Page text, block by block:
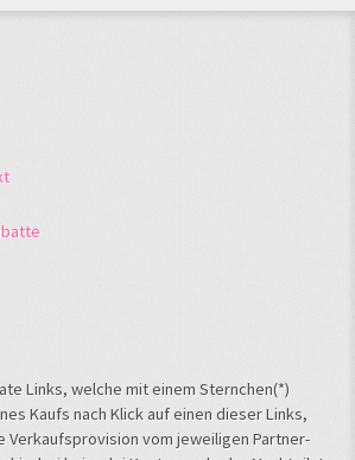
Links, welche mit einem Sternchen(*)
Kaufs nach Klick auf einen dieser Links,
Verkaufsprovision vom jeweiligen Partner-